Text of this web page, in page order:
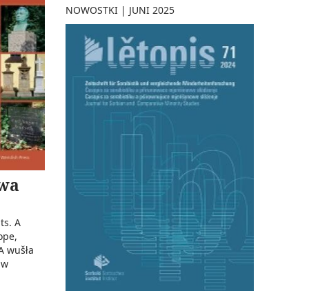
A
wušła
NOWOSTKI| JUNI 2025